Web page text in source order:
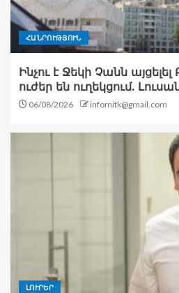
ՀԱՆՐՈՒԹՅՈՒՆ
Ինչու է Ջեկի Չանն
ուժեր են ուղեկցում.
06/08/2026 infomitk@gmail.com
ԼՈՒՐԵՐ